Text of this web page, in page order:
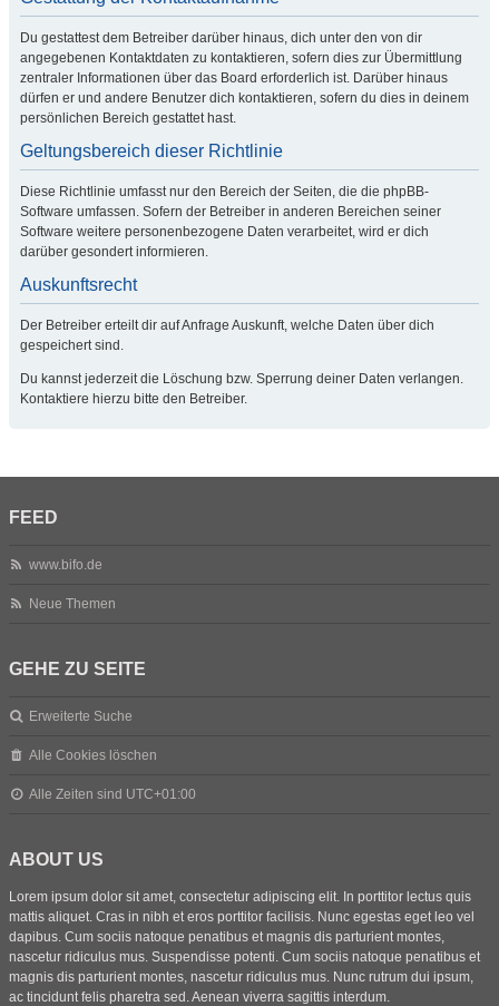
Du gestattest dem Betreiber darüber hinaus, dich unter den von dir
angegebenen Kontaktdaten zu kontaktieren, sofern dies zur Übermittlung
zentraler Informationen über das Board erforderlich ist. Darüber hinaus
dürfen er und andere Benutzer dich kontaktieren, sofern du dies in deinem
persönlichen Bereich gestattet hast.
Geltungsbereich dieser Richtlinie
Diese Richtlinie umfasst nur den Bereich der Seiten, die die phpBB-
Software umfassen. Sofern der Betreiber in anderen Bereichen seiner
Software weitere personenbezogene Daten verarbeitet, wird er dich
darüber gesondert informieren.
Auskunftsrecht
Der Betreiber erteilt dir auf Anfrage Auskunft, welche Daten über dich
gespeichert sind.
Du kannst jederzeit die Löschung bzw. Sperrung deiner Daten verlangen.
Kontaktiere hierzu bitte den Betreiber.
FEED
www.bifo.de
Neue Themen
GEHE ZU SEITE
Erweiterte Suche
Alle Cookies löschen
Alle Zeiten sind UTC+01:00
ABOUT US
Lorem ipsum dolor sit amet, consectetur adipiscing elit. In porttitor lectus quis
mattis aliquet. Cras in nibh et eros porttitor facilisis. Nunc egestas eget leo vel
dapibus. Cum sociis natoque penatibus et magnis dis parturient montes,
nascetur ridiculus mus. Suspendisse potenti. Cum sociis natoque penatibus et
magnis dis parturient montes, nascetur ridiculus mus. Nunc rutrum dui ipsum,
ac tincidunt felis pharetra sed. Aenean viverra sagittis interdum.